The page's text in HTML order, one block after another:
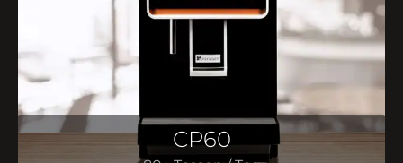
CP60